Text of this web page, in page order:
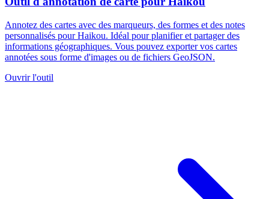
Annotez des cartes avec des marqueurs, des formes et des notes
personnalisés pour Haikou. Idéal pour planifier et partager des
informations géographiques. Vous pouvez exporter vos cartes
annotées sous forme d'images ou de fichiers GeoJSON.
Ouvrir l'outil